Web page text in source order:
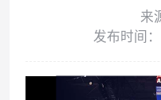
来
发布时间